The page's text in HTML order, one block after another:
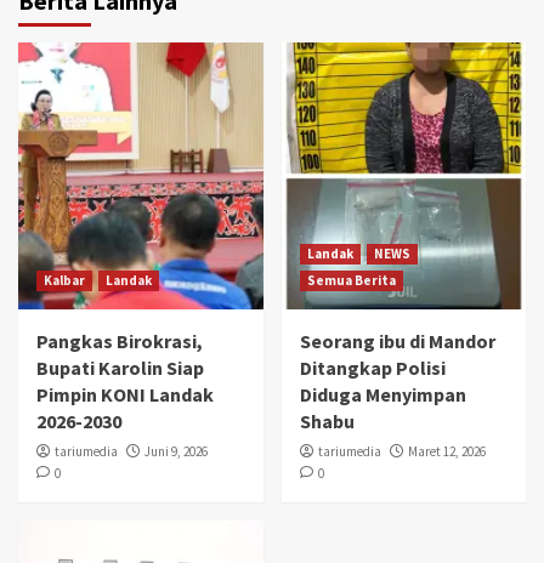
Kalbar Landak
Pangkas Birokrasi,
Bupati Karolin Siap
Pimpin KONI Landak
2026-2030
tariumedia
Juni 9, 2026
0
Landak
NEWS
Semua Berita
Seorang ibu di Mandor
Ditangkap Polisi
Diduga Menyimpan
Shabu
tariumedia
Maret 12, 2026
0